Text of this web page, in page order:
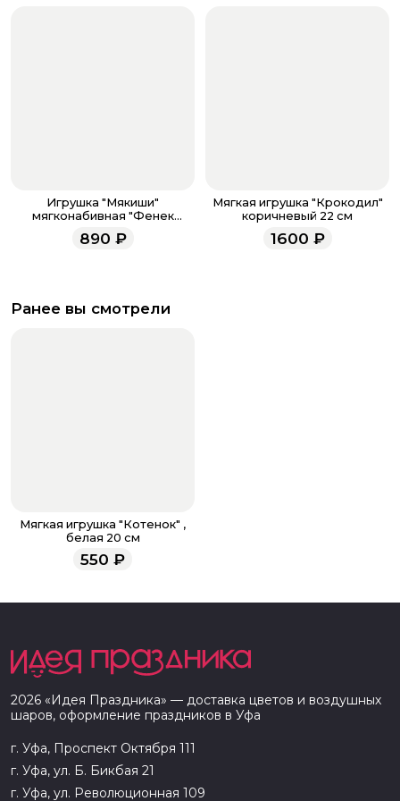
Игрушка "Мякиши"
мягконабивная "Фенек
890 ₽
Мягкая игрушка "Крокодил"
коричневый 22 см
1600 ₽
Ранее вы смотрели
Мягкая игрушка "Котенок" ,
белая 20 см
550 ₽
2026 «Идея Праздника» — доставка цветов и воздушных
шаров, оформление праздников в Уфа
г. Уфа, Проспект Октября 111
г. Уфа, ул. Б. Бикбая 21
г. Уфа, ул. Революционная 109